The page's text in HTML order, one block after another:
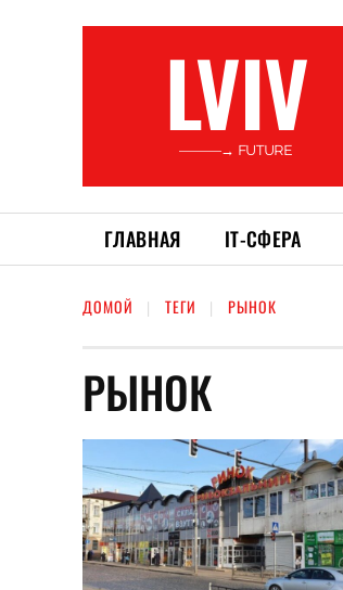
LVIV
———→ FUTURE
ГЛАВНАЯ ІТ-СФЕРА
ДОМОЙ ТЕГИ РЫНОК
РЫНОК